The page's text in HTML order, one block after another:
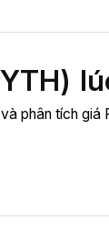
phân tích giá